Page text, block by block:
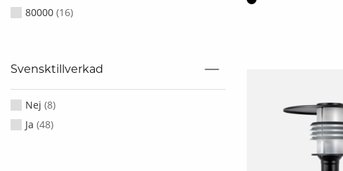
80000 (16)
Svensktillverkad
Nej (8)
Ja (48)